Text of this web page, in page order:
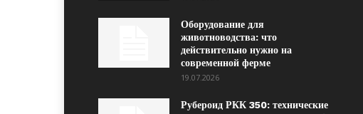
Оборудование для
животноводства: что
действительно нужно на
современной ферме
19.07.2026
Рубероид РКК 350: технические